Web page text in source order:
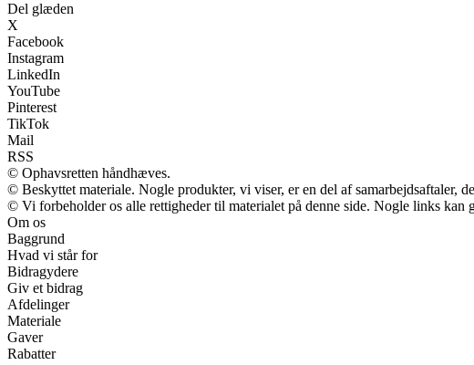
Del glæden
X
Facebook
Instagram
LinkedIn
YouTube
Pinterest
TikTok
Mail
RSS
© Ophavsretten håndhæves.
© Beskyttet materiale. Nogle produkter, vi viser, er en del af samarbejdsaftaler,
© Vi forbeholder os alle rettigheder til materialet på denne side. Nogle links
Om os
Baggrund
Hvad vi står for
Bidragydere
Giv et bidrag
Afdelinger
Materiale
Gaver
Rabatter